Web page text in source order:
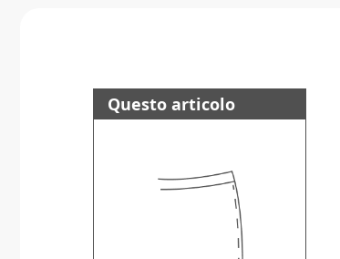
Questo articolo